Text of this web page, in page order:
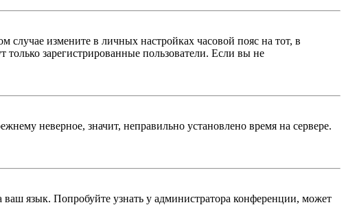
случае измените в личных настройках часовой пояс на тот, в
зарегистрированные пользователи. Если вы не
неверное, значит, неправильно установлено время на сервере.
язык. Попробуйте узнать у администратора конференции, может